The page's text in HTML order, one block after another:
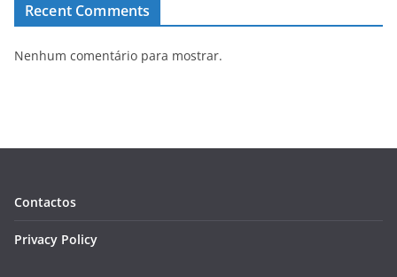
Recent Comments
Nenhum comentário para mostrar.
Contactos
Privacy Policy